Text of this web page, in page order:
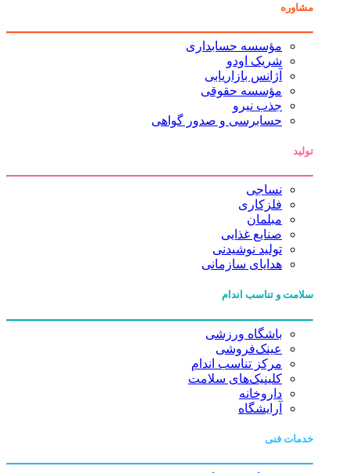
مشاوره
مؤسسه حسابداری
شریک اودو
آژانس بازاریابی
مؤسسه حقوقی
جذب نیرو
حسابرسی و صدور گواهی
تولید
نساجی
فلزکاری
مبلمان
صنایع غذایی
تولید نوشیدنی
هدایای سازمانی
سلامت و تناسب اندام
باشگاه ورزشی
عینک‌فروشی
مرکز تناسب اندام
کلینیک‌های سلامت
داروخانه
آرایشگاه
خدمات فنی